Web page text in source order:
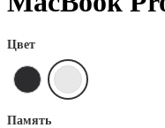
Цвет
Память